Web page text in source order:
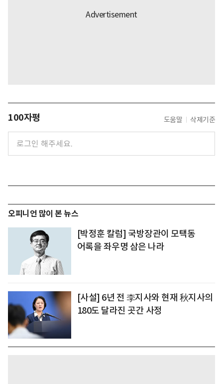
100자평 도움말 삭제기준
오피니언 많이 본 뉴스
[박정훈 칼럼] 국방장관이 모택동
어록을 좌우명 삼은 나라
[사설] 6년 전 李지사와 현재 秋지사의
180도 달라진 곳간 사정